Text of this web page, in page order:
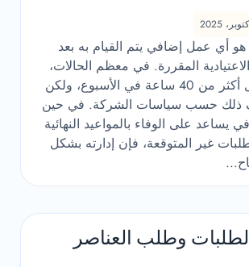
أي عمل إضافي يتم القيام به بعد
المقررة. في معظم الحالات،
يعني ذلك العمل أكثر من 40 ساعة في الأسبوع، ولكن
ذلك حسب سياسات الشركة. في حين
يساعد على الوفاء بالمواعيد النهائية
غير المتوقعة، فإن إدارته بشكل
وطلب العناصر